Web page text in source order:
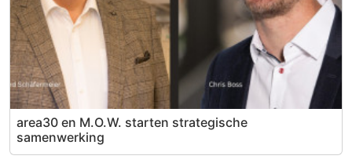
area30 en M.O.W. starten strategische
samenwerking